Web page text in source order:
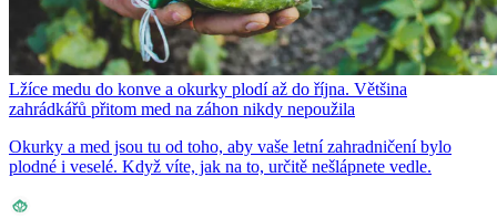
Lžíce medu do konve a okurky plodí až do října. Většina
zahrádkářů přitom med na záhon nikdy nepoužila
Okurky a med jsou tu od toho, aby vaše letní zahradničení bylo
plodné i veselé. Když víte, jak na to, určitě nešlápnete vedle.